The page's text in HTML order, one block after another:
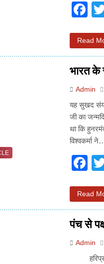
Read
भारत के
Admin
यह सुखद
जी का
था कि
विश्वकर्मा
Read
पंच से
Admin